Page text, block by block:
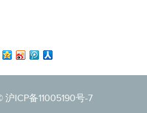
沪ICP备11005190号-7